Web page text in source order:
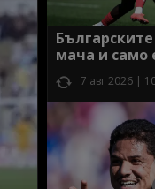
мача и само
7 авг 2026 |